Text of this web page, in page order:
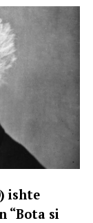
ishte
“Bota si